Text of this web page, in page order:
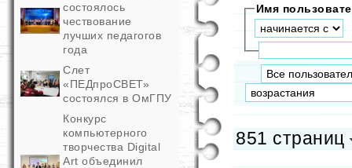
состоялось
чествование
лучших педагогов
года
Слет
«ПЕДпроСВЕТ»
состоялся в ОмГПУ
Конкурс
компьютерного
творчества Digital
Art объединил
Имя
851 страниц